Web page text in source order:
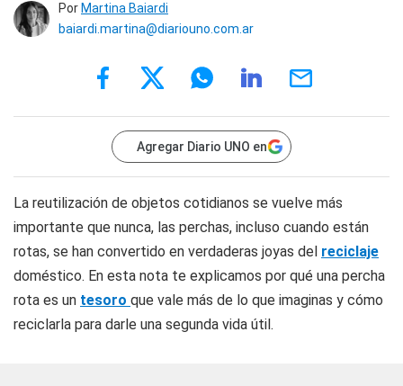
Por Martina Baiardi
baiardi.martina@diariouno.com.ar
Agregar Diario UNO en
La reutilización de objetos cotidianos se vuelve más
importante que nunca, las perchas, incluso cuando están
rotas, se han convertido en verdaderas joyas del reciclaje
doméstico. En esta nota te explicamos por qué una percha
rota es un tesoro que vale más de lo que imaginas y cómo
reciclarla para darle una segunda vida útil.